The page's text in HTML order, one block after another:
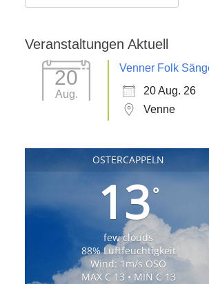
für:
Veranstaltungen Aktuell
20
Aug.
Venner Folk
20 Aug. 26
Venne
OSTERCAPPELN
13°
few clouds
88% Luftfeuchtigkeit
Wind: 1m/s OSO
MAX C 13 • MIN C 13